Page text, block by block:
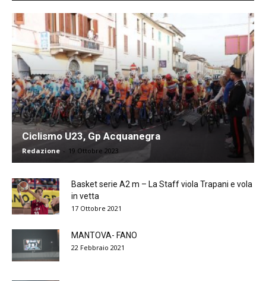
Ciclismo U23, Gp Acquanegra
Redazione - 19 Ottobre 2023
Basket serie A2 m – La Staff viola Trapani e vola
in vetta
17 Ottobre 2021
MANTOVA- FANO
22 Febbraio 2021